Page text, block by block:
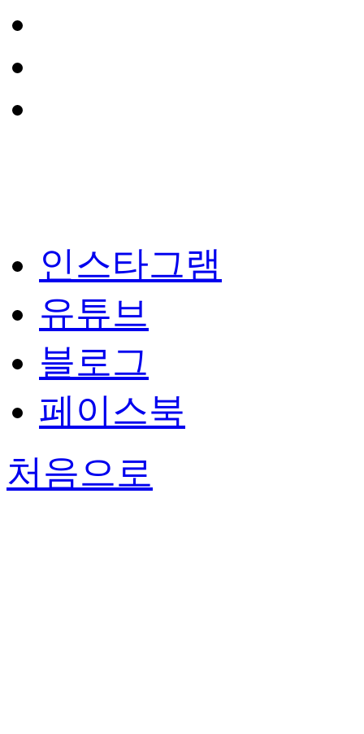
인스타그램
유튜브
블로그
페이스북
처음으로